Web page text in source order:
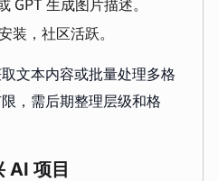
装，社区活跃。
文本内容或批量处理多格
，需后期整理层级和格
AI 项目